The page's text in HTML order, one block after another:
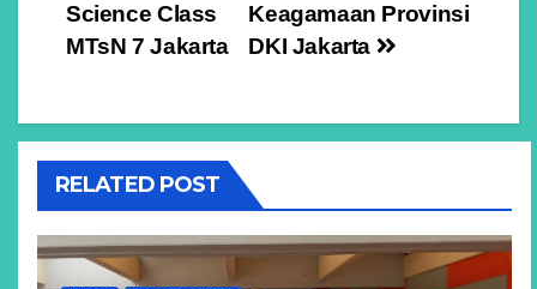
Keagamaan Provinsi
DKI Jakarta
Science Class
MTsN 7 Jakarta
RELATED POST